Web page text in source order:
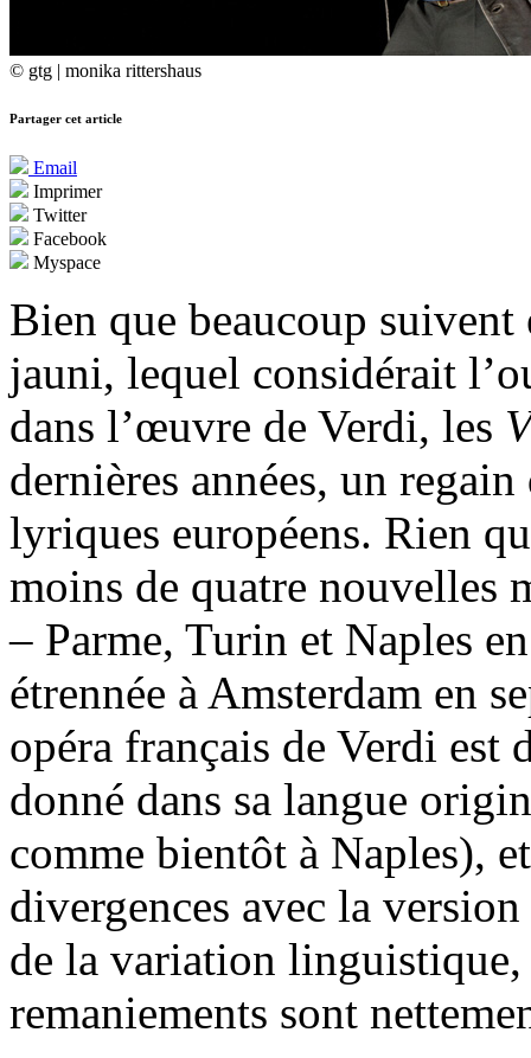
© gtg | monika rittershaus
Partager cet article
Email
Imprimer
Twitter
Facebook
Myspace
Bien que beaucoup
jauni, lequel considérait
dans l’œuvre de Verdi, les
dernières années, un
lyriques européens. Rien
moins de quatre nouvelles
– Parme, Turin et Naples
étrennée à Amsterdam en
opéra français de Verdi est
donné dans sa langue
comme bientôt à Naples),
divergences avec la
de la variation
remaniements sont